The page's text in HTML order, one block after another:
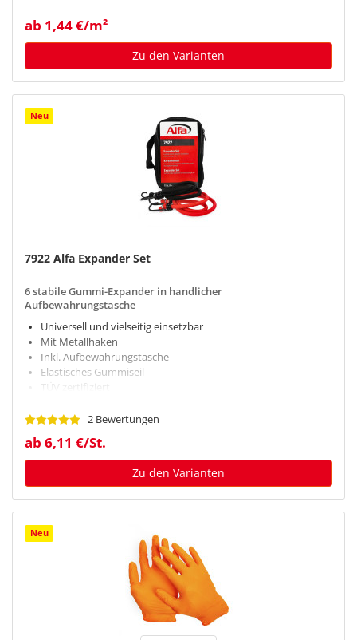
ab 1,44 €/m²
Zu den Varianten
Neu
7922 Alfa Expander Set
6 stabile Gummi-Expander in handlicher
Aufbewahrungstasche
Universell und vielseitig einsetzbar
Mit Metallhaken
Inkl. Aufbewahrungstasche
Elastisches Gummiseil
TÜV zertifiziert
2 Bewertungen
ab 6,11 €/St.
Zu den Varianten
Neu